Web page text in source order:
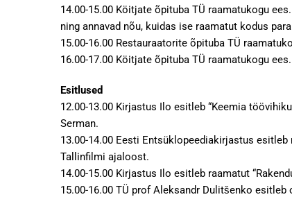
14.00-15.00 Köitjate õpituba TÜ raamatukogu
ning annavad nõu, kuidas ise raamatut kodus
15.00-16.00 Restauraatorite õpituba TÜ
16.00-17.00 Köitjate õpituba TÜ raamatukogu ees.
Esitlused
12.00-13.00 Kirjastus Ilo esitleb “Keemia
Serman.
13.00-14.00 Eesti Entsüklopeediakirjastus esitleb
Tallinfilmi ajaloost.
14.00-15.00 Kirjastus Ilo esitleb raamatut
15.00-16.00 TÜ prof Aleksandr Dulitšenko esitleb